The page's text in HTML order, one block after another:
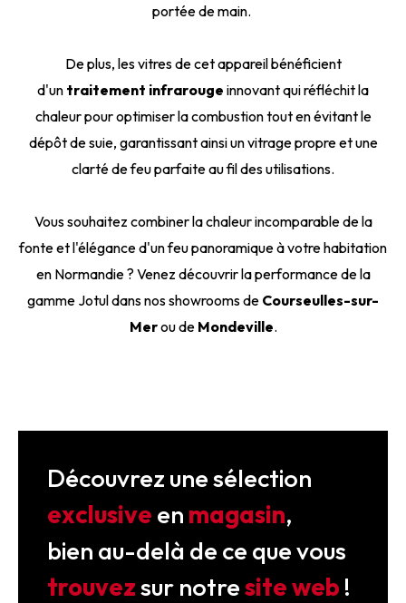
portée de main.
De plus, les vitres de cet appareil bénéficient
d'un traitement infrarouge innovant qui réfléchit la
chaleur pour optimiser la combustion tout en évitant le
dépôt de suie, garantissant ainsi un vitrage propre et une
clarté de feu parfaite au fil des utilisations.
Vous souhaitez combiner la chaleur incomparable de la
fonte et l'élégance d'un feu panoramique à votre habitation
en Normandie ? Venez découvrir la performance de la
gamme Jotul dans nos showrooms de Courseulles-sur-
Merou de Mondeville.
Découvrez une sélection
exclusive en magasin,
bien au-delà de ce que vous
trouvezsur notresite web !